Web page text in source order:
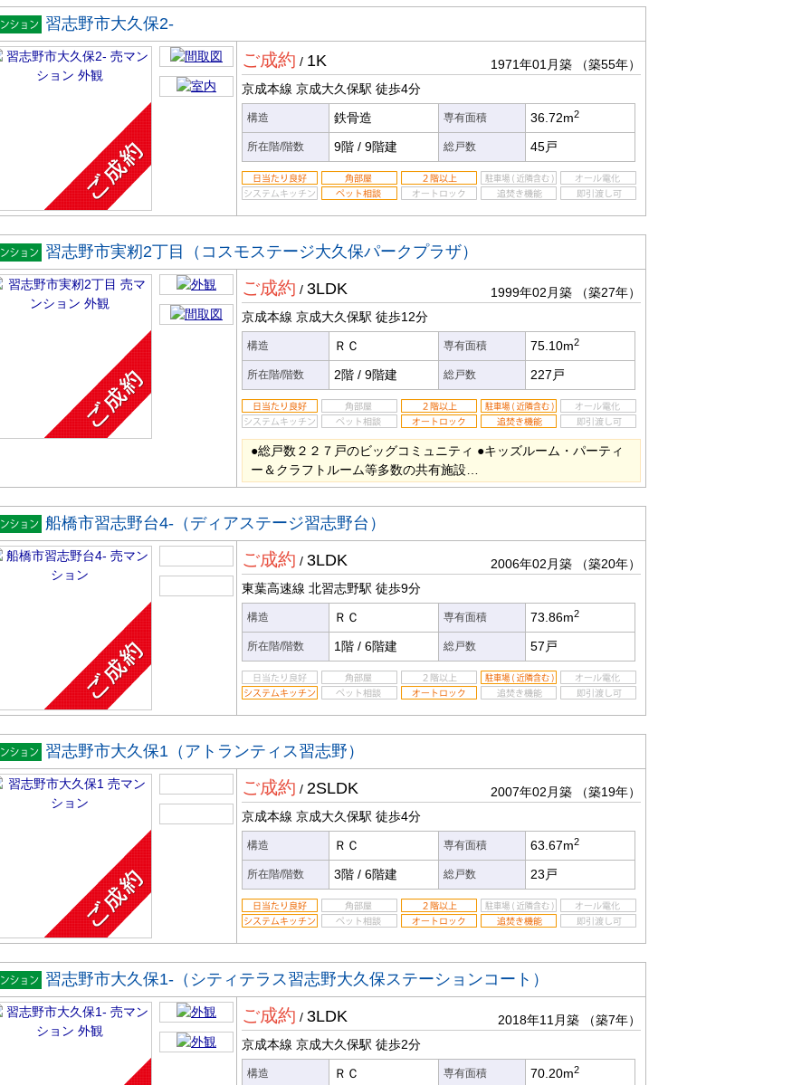
ンシ
習志野市大久保2-
ご成約 / 1K 1971年01月築
（築55年）
京成本線 京成大久保駅 徒歩4分
構造 鉄骨造 専有面積 36.72m2
所在階/階数 9階 / 9階建 総戸数 45戸
ンシ
習志野市実籾2丁目（コスモステージ大久保パークプラザ）
ご成約 / 3LDK 1999年02月築
（築27年）
京成本線 京成大久保駅 徒歩12分
構造 ＲＣ 専有面積 75.10m2
所在階/階数 2階 / 9階建 総戸数 227戸
●総戸数２２７戸のビッグコミュニティ ●キッズルーム・パーティ
ー＆クラフトルーム等多数の共有施設…
ンシ
船橋市習志野台4-（ディアステージ習志野台）
ご成約 / 3LDK 2006年02月築
（築20年）
東葉高速線 北習志野駅 徒歩9分
構造 ＲＣ 専有面積 73.86m2
所在階/階数 1階 / 6階建 総戸数 57戸
ンシ
習志野市大久保1（アトランティス習志野）
ご成約 / 2SLDK 2007年02月築
（築19年）
京成本線 京成大久保駅 徒歩4分
構造 ＲＣ 専有面積 63.67m2
所在階/階数 3階 / 6階建 総戸数 23戸
ンシ
習志野市大久保1-（シティテラス習志野大久保ステーションコート）
ご成約 / 3LDK 2018年11月築
（築7年）
京成本線 京成大久保駅 徒歩2分
構造 ＲＣ 専有面積 70.20m2